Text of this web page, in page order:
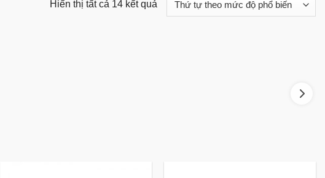
Hiển thị tất cả 14 kết quảĐược
sắp